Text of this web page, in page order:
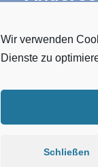
• RGBW
• Atypische
Wir verwenden
Dienste zu
Schließen